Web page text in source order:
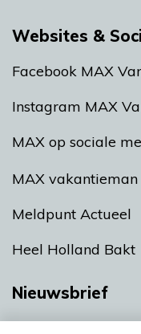
Websites &
Facebook MAX
Instagram MAX
MAX op sociale
MAX vakantieman
Meldpunt Actueel
Heel Holland Bakt
Nieuwsbrief